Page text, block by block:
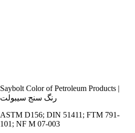
Saybolt Color of Petroleum Products |
رنگ سنج سیبولت
ASTM D156; DIN 51411; FTM 791-
101; NF M 07-003